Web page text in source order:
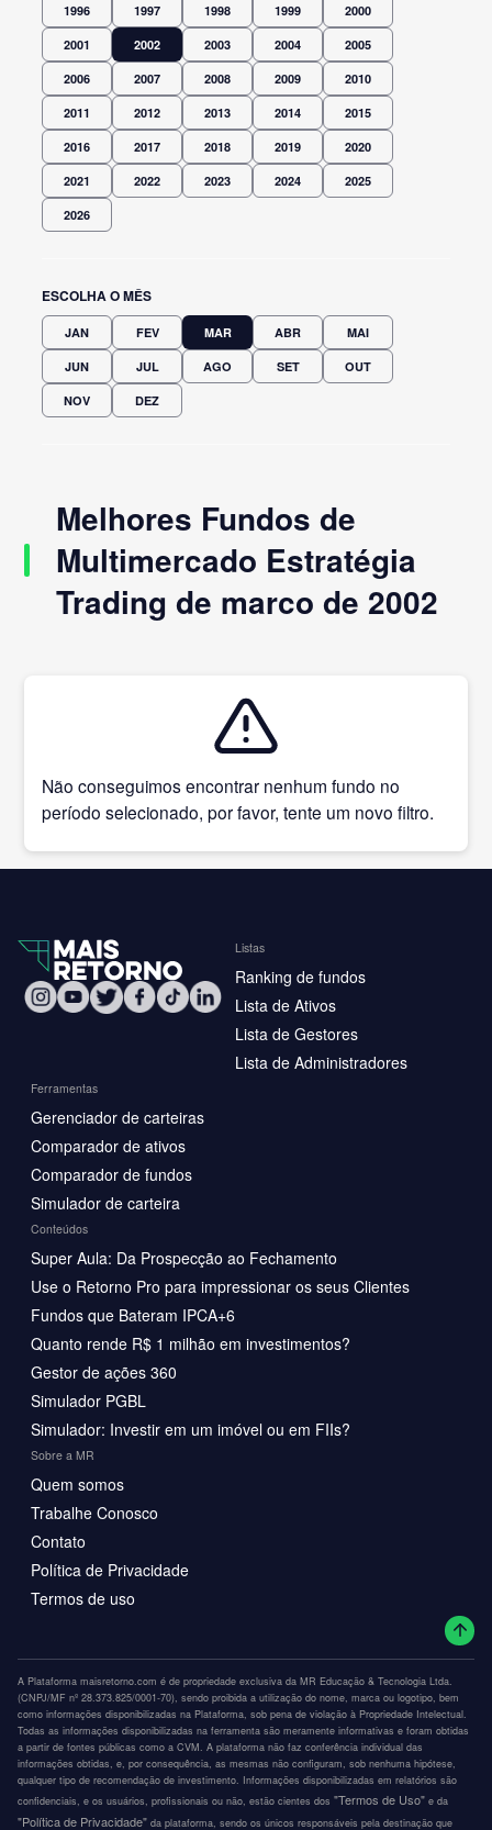
1996 1997 1998 1999 2000
2001 2002 2003 2004 2005
2006 2007 2008 2009 2010
2011 2012 2013 2014 2015
2016 2017 2018 2019 2020
2021 2022 2023 2024 2025
2026
ESCOLHA O MÊS
JAN FEV MAR ABR MAI
JUN JUL AGO SET OUT
NOV DEZ
Melhores Fundos de
Multimercado Estratégia
Trading de marco de 2002
Não conseguimos encontrar nenhum fundo no
período selecionado, por favor, tente um novo filtro.
Listas
Ranking de fundos
Lista de Ativos
Lista de Gestores
Lista de Administradores
Ferramentas
Gerenciador de carteiras
Comparador de ativos
Comparador de fundos
Simulador de carteira
Conteúdos
Super Aula: Da Prospecção ao Fechamento
Use o Retorno Pro para impressionar os seus Clientes
Fundos que Bateram IPCA+6
Quanto rende R$ 1 milhão em investimentos?
Gestor de ações 360
Simulador PGBL
Simulador: Investir em um imóvel ou em FIIs?
Sobre a MR
Quem somos
Trabalhe Conosco
Contato
Política de Privacidade
Termos de uso
A Plataforma maisretorno.com é de propriedade exclusiva da MR Educação & Tecnologia Ltda.
(CNPJ/MF nº 28.373.825/0001-70), sendo proibida a utilização do nome, marca ou logotipo, bem
como informações disponibilizadas na Plataforma, sob pena de violação à Propriedade Intelectual.
Todas as informações disponibilizadas na ferramenta são meramente informativas e foram obtidas
a partir de fontes públicas como a CVM. A plataforma não faz conferência individual das
informações obtidas, e, por consequência, as mesmas não configuram, sob nenhuma hipótese,
qualquer tipo de recomendação de investimento. Informações disponibilizadas em relatórios são
confidenciais, e os usuários, profissionais ou não, estão cientes dos "Termos de Uso" e da
"Política de Privacidade" da plataforma, sendo os únicos responsáveis pela destinação que